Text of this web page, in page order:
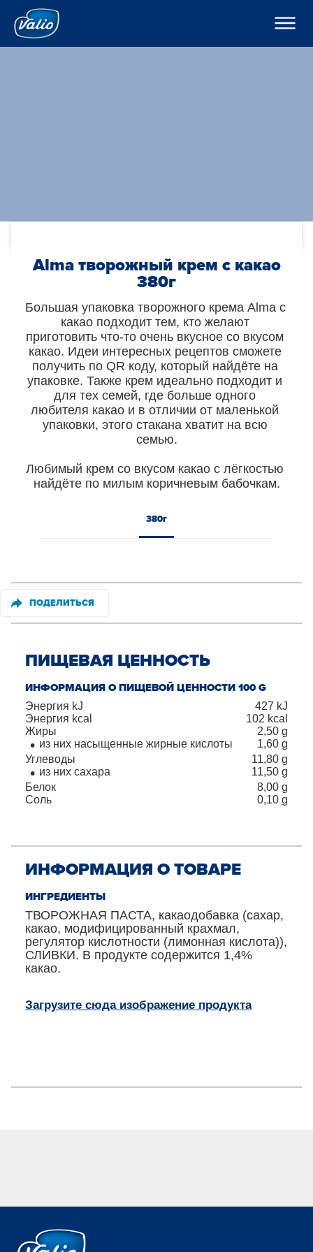
????????
????????
??????? ????????
O??????
? ???????????
Alma творожный крем с какао
380г
Большая упаковка творожного крема Alma с
какао подходит тем, кто желают
приготовить что-то очень вкусное со вкусом
какао. Идеи интересных рецептов сможете
получить по QR коду, который найдёте на
упаковке. Также крем идеально подходит и
для тех семей, где больше одного
любителя какао и в отличии от маленькой
упаковки, этого стакана хватит на всю
семью.
Любимый крем со вкусом какао с лёгкостью
найдёте по милым коричневым бабочкам.
380г
ПОДЕЛИТЬСЯ
ПИЩЕВАЯ ЦЕННОСТЬ
ИНФОРМАЦИЯ О ПИЩЕВОЙ ЦЕННОСТИ 100 G
Энергия kJ 427 kJ
Энергия kcal
102 kcal
Жиры
2,50 g
из них насыщенные жирные кислоты
1,60 g
Углеводы
11,80 g
из них сахара
11,50 g
Белок
8,00 g
Соль
0,10 g
ИНФОРМАЦИЯ О ТОВАРЕ
ИНГРЕДИЕНТЫ
ТВОРОЖНАЯ ПАСТА, какаодобавка (сахар,
какао, модифицированный крахмал,
регулятор кислотности (лимонная кислота)),
СЛИВКИ. В продукте содержится 1,4%
какао.
Загрузите сюда изображение продукта